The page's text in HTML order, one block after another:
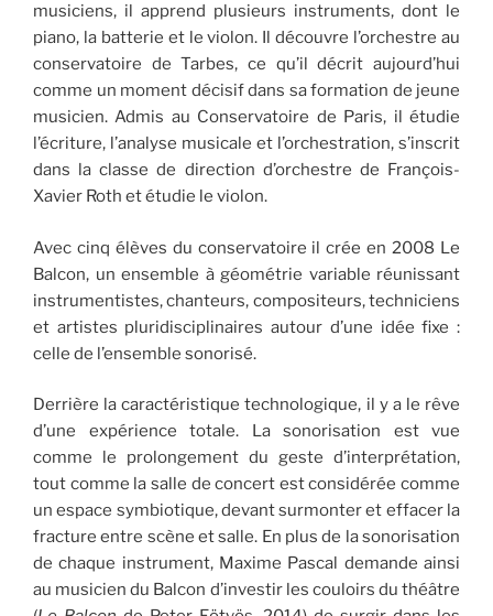
musiciens, il apprend plusieurs instruments, dont le
piano, la batterie et le violon. Il découvre l’orchestre au
conservatoire de Tarbes, ce qu’il décrit aujourd’hui
comme un moment décisif dans sa formation de jeune
musicien. Admis au Conservatoire de Paris, il étudie
l’écriture, l’analyse musicale et l’orchestration, s’inscrit
dans la classe de direction d’orchestre de François-
Xavier Roth et étudie le violon.
Avec cinq élèves du conservatoire il crée en 2008 Le
Balcon, un ensemble à géométrie variable réunissant
instrumentistes, chanteurs, compositeurs, techniciens
et artistes pluridisciplinaires autour d’une idée fixe :
celle de l’ensemble sonorisé.
Derrière la caractéristique technologique, il y a le rêve
d’une expérience totale. La sonorisation est vue
comme le prolongement du geste d’interprétation,
tout comme la salle de concert est considérée comme
un espace symbiotique, devant surmonter et effacer la
fracture entre scène et salle. En plus de la sonorisation
de chaque instrument, Maxime Pascal demande ainsi
au musicien du Balcon d’investir les couloirs du théâtre